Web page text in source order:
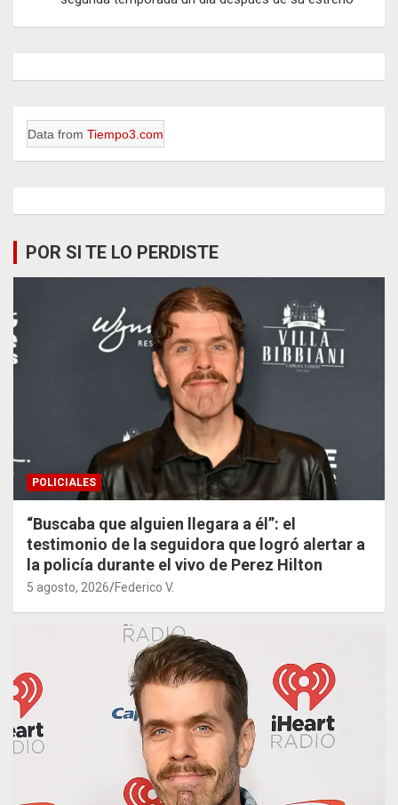
Data from Tiempo3.com
POR SI TE LO PERDISTE
POLICIALES
“Buscaba que alguien llegara a él”: el
testimonio de la seguidora que logró alertar a
la policía durante el vivo de Perez Hilton
5 agosto, 2026 Federico V.